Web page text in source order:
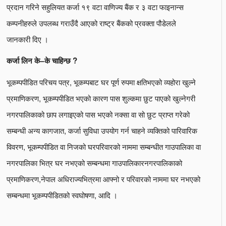
प्रदान गरिने सहुलियत कर्जा १९ वटा वाणिज्य बैंक र ३ वटा फाइनान्स
कम्पनीहरुले उपलब्ध गराउँदै आएको राष्ट्र बैंकको प्रवक्ता पौडेलले
जानकारी दिए ।
कर्जा लिन के–के चाहिन्छ ?
भूकम्पपीडित परिचय पत्र, भूकम्पबाट घर पूर्ण रुपमा क्षतिभएको व्यहोरा खुल्ने
प्रमाणिकरण, भूकम्पपीडित भएको कारण पास शुल्कमा छुट पाएको खुल्नेगरी
नगरपालिकाको छाप लगाइएको पास भएको नक्सा वा सो छुट प्राप्त गरेको
सम्बन्धी अन्य कागजात, कर्जा सुविधा उपयोग गर्न चाहने व्यक्तिको पारिवारिक
विवरण, भूकम्पपीडित वा निजको घरपरिवारको नाममा सम्बन्धीत गाउपालिका वा
नगरपालिका भित्र घर नभएको सम्बन्धमा गाउपालिकारनगरपालिकाको
प्रमाणिकरण,नेपाल अधिराज्यभित्रमा आफ्नो र परिवारको नाममा घर नभएको
सम्बन्धमा भूकम्पपीडितको स्वघोषणा, आदि ।